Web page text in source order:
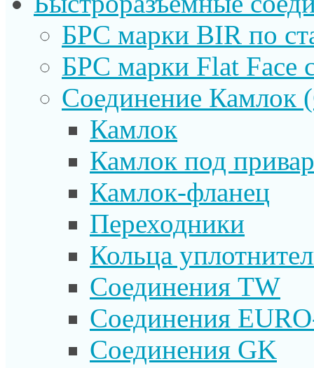
БРС марки BIR по
БРС марки Flat Face
Соединение Камлок
Камлок
Камлок под
Камлок-фланец
Переходники
Кольца
Соединения TW
Соединения
Соединения GK